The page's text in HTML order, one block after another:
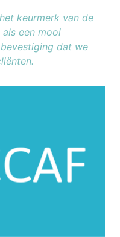
keurmerk van de
een mooi
dat we